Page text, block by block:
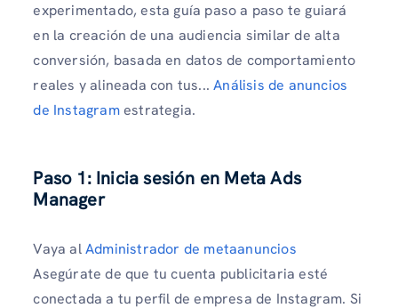
experimentado, esta guía paso a paso te guiará
en la creación de una audiencia similar de alta
conversión, basada en datos de comportamiento
reales y alineada con tus...Análisis de anuncios
de Instagramestrategia.
Paso 1: Inicia sesión en Meta Ads
Manager
Vaya alAdministrador de metaanuncios
Asegúrate de que tu cuenta publicitaria esté
conectada a tu perfil de empresa de Instagram. Si